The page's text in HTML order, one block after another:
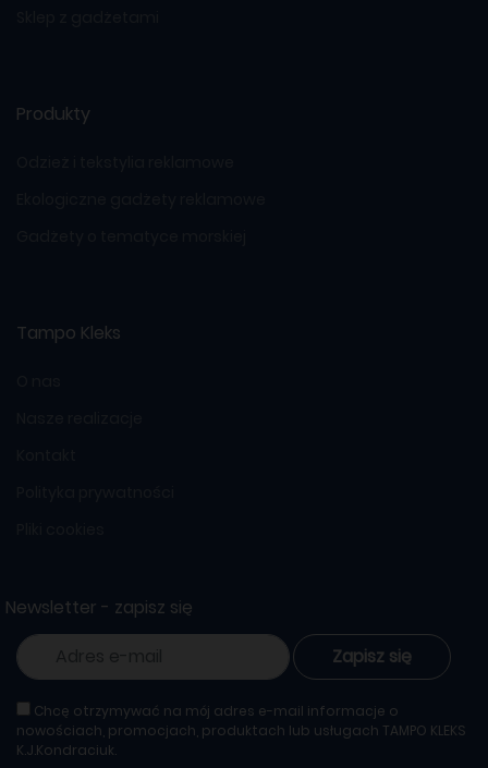
Produkty
Tampo Kleks
Newsletter - zapisz się
Zapisz się
Chcę otrzymywać na mój adres e-mail informacje o
nowościach, promocjach, produktach lub usługach TAMPO KLEKS
K.J.Kondraciuk.